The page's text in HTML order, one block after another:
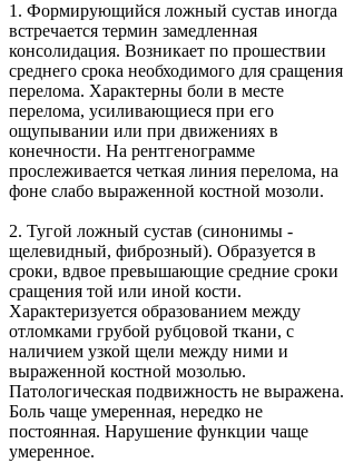
1. Формирующийся ложный сустав иногда
встречается термин замедленная
консолидация. Возникает по прошествии
среднего срока необходимого для сращения
перелома. Характерны боли в месте
перелома, усиливающиеся при его
ощупывании или при движениях в
конечности. На рентгенограмме
прослеживается четкая линия перелома, на
фоне слабо выраженной костной мозоли.
2. Тугой ложный сустав (синонимы -
щелевидный, фиброзный). Образуется в
сроки, вдвое превышающие средние сроки
сращения той или иной кости.
Характеризуется образованием между
отломками грубой рубцовой ткани, с
наличием узкой щели между ними и
выраженной костной мозолью.
Патологическая подвижность не выражена.
Боль чаще умеренная, нередко не
постоянная. Нарушение функции чаще
умеренное.